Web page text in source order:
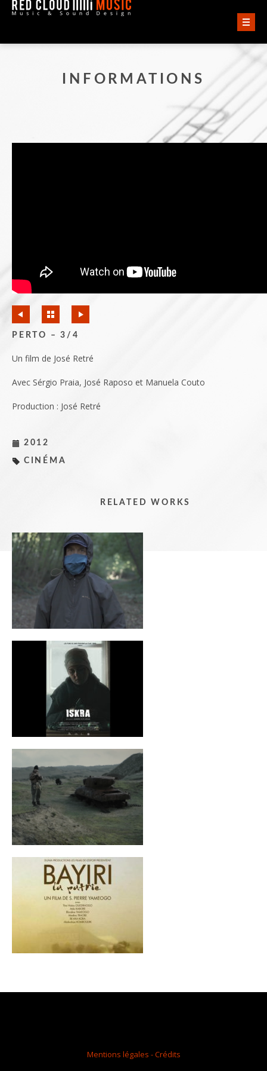
ACCUEIL
AUDIO
QUI SOMMES-NOUS ?
INFORMATIONS
PERTO – 3/4
Un film de José Retré
Avec Sérgio Praia, José Raposo et Manuela Couto
Production : José Retré
2012
CINÉMA
RELATED WORKS
Mentions légales - Crédits